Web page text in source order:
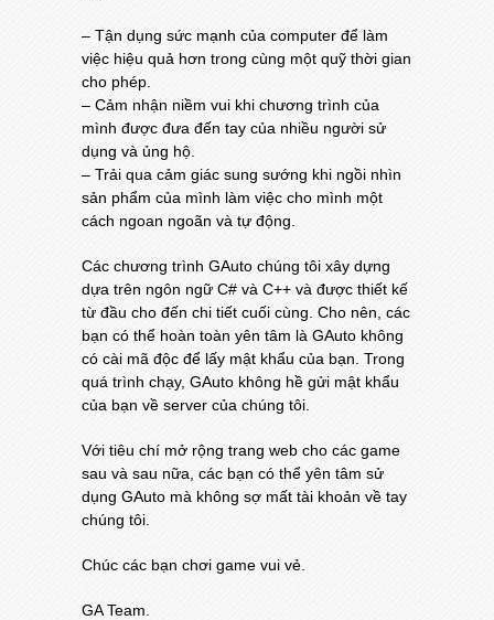
– Tận dụng sức mạnh của computer để làm
việc hiệu quả hơn trong cùng một quỹ thời gian
cho phép.
– Cảm nhận niềm vui khi chương trình của
mình được đưa đến tay của nhiều người sử
dụng và ủng hộ.
– Trải qua cảm giác sung sướng khi ngồi nhìn
sản phẩm của mình làm việc cho mình một
cách ngoan ngoãn và tự động.
Các chương trình GAuto chúng tôi xây dựng
dựa trên ngôn ngữ C# và C++ và được thiết kế
từ đầu cho đến chi tiết cuối cùng. Cho nên, các
bạn có thể hoàn toàn yên tâm là GAuto không
có cài mã độc để lấy mật khẩu của bạn. Trong
quá trình chạy, GAuto không hề gửi mật khẩu
của bạn về server của chúng tôi.
Với tiêu chí mở rộng trang web cho các game
sau và sau nữa, các bạn có thể yên tâm sử
dụng GAuto mà không sợ mất tài khoản về tay
chúng tôi.
Chúc các bạn chơi game vui vẻ.
GA Team.